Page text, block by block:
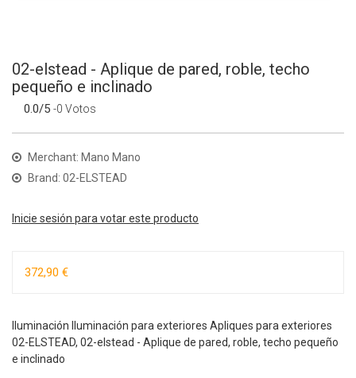
02-elstead - Aplique de pared, roble, techo
pequeño e inclinado
0.0/5 -0 Votos
Merchant: Mano Mano
Brand: 02-ELSTEAD
Inicie sesión para votar este producto
372,90 €
Iluminación Iluminación para exteriores Apliques para exteriores
02-ELSTEAD, 02-elstead - Aplique de pared, roble, techo pequeño
e inclinado